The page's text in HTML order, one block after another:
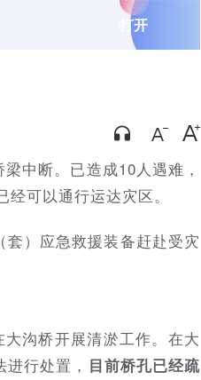
打开
中断。已造成10人遇难，
可以通行运达灾区。
）应急救援装备赶赴受灾
沟桥开展清淤工作。在大
行处置， 目前桥孔已经疏